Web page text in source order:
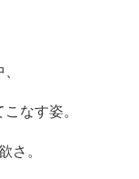
なす姿。
さ。